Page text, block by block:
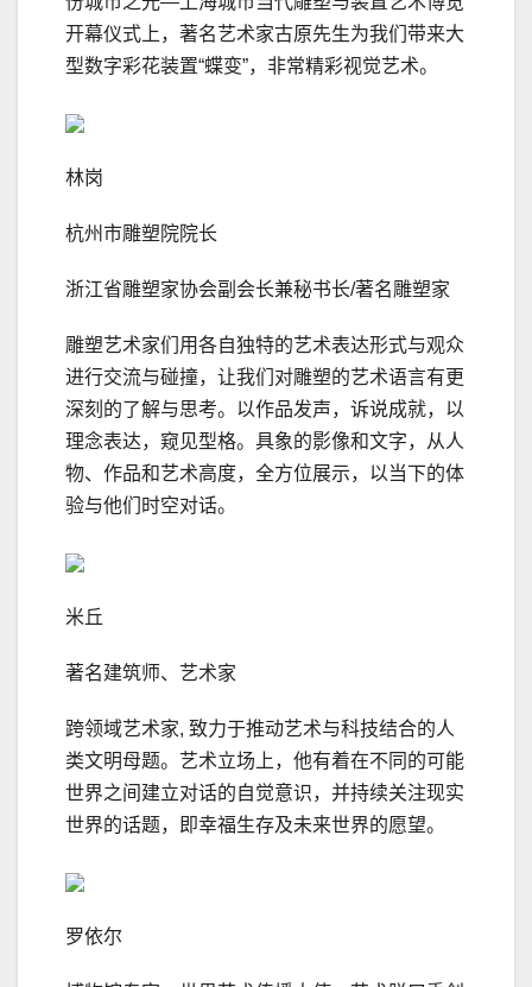
开幕仪式上，著名艺术家古原先生为我们带来大
型数字彩花装置“蝶变”，非常精彩视觉艺术。
林岗
杭州市雕塑院院长
浙江省雕塑家协会副会长兼秘书长/著名雕塑家
雕塑艺术家们用各自独特的艺术表达形式与观众
进行交流与碰撞，让我们对雕塑的艺术语言有更
深刻的了解与思考。以作品发声，诉说成就，以
理念表达，窥见型格。具象的影像和文字，从人
物、作品和艺术高度，全方位展示，以当下的体
验与他们时空对话。
米丘
著名建筑师、艺术家
跨领域艺术家, 致力于推动艺术与科技结合的人
类文明母题。艺术立场上，他有着在不同的可能
世界之间建立对话的自觉意识，并持续关注现实
世界的话题，即幸福生存及未来世界的愿望。
罗依尔